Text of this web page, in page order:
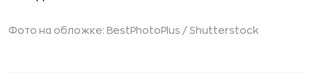
Фото на обложке: BestPhotoPlus / Shutterstock